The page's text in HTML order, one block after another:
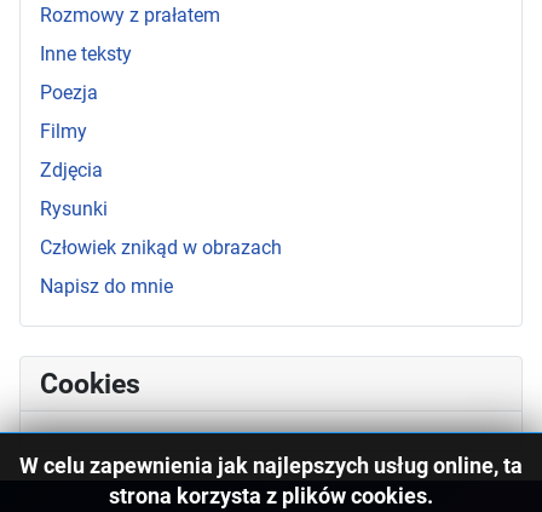
Rozmowy z prałatem
Inne teksty
Poezja
Filmy
Zdjęcia
Rysunki
Człowiek znikąd w obrazach
Napisz do mnie
Cookies
W celu zapewnienia jak najlepszych usług online, ta
strona korzysta z plików cookies.